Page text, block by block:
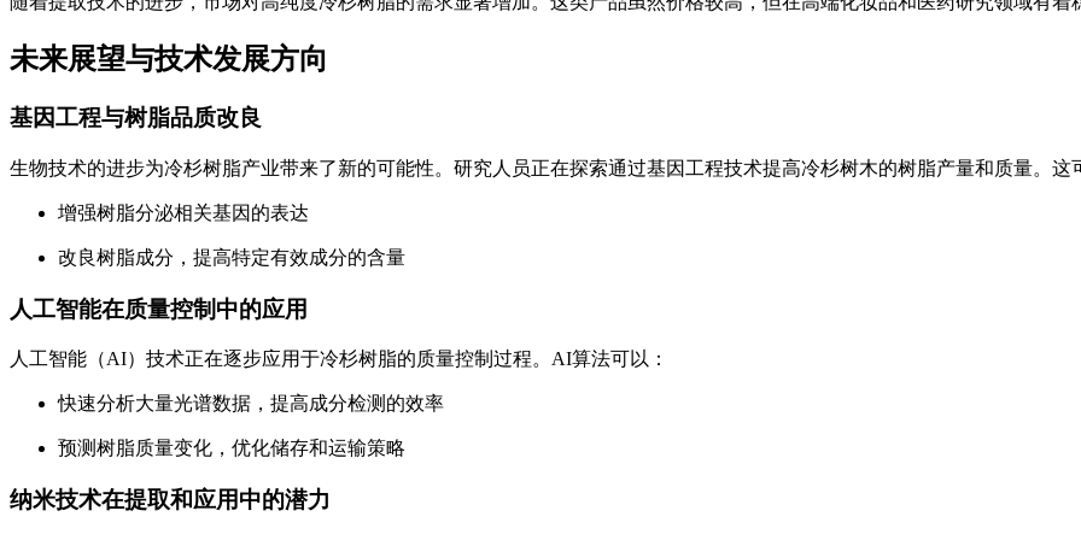
未来展望与技术发展方向
基因工程与树脂品质改良
生物技术的进步为冷杉树脂产业带来了新的可能性。研究人员正在探索通过基因工程技术提高冷杉树木的树脂产量和质量。这
增强树脂分泌相关基因的表达
改良树脂成分，提高特定有效成分的含量
人工智能在质量控制中的应用
人工智能（AI）技术正在逐步应用于冷杉树脂的质量控制过程。AI算法可以：
快速分析大量光谱数据，提高成分检测的效率
预测树脂质量变化，优化储存和运输策略
纳米技术在提取和应用中的潜力